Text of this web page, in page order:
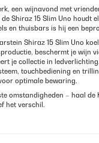
een wijnavond met
Shiraz 15 Slim Uno houdt
en thuisbars is hij een
Shiraz 15 Slim Uno
beschermt je wijn
je collectie in ledverlichting.
touchbediening en
optimale bewaring.
omstandigheden – haal de
het verschil.